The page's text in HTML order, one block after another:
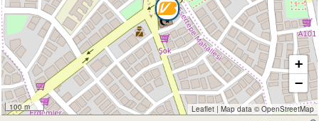
100 m
+
−
Leaflet | Map data ©OpenStreetMap